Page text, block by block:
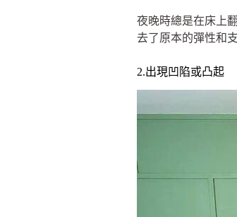
夜晚時總是在床上
去了原本的彈性和
2.出現凹陷或凸起